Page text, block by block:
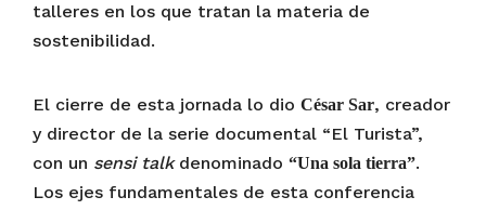
talleres en los que tratan la materia de
sostenibilidad.
El cierre de esta jornada lo dio César Sar, creador
y director de la serie documental “El Turista”,
con un sensi talk denominado “Una sola tierra”.
Los ejes fundamentales de esta conferencia